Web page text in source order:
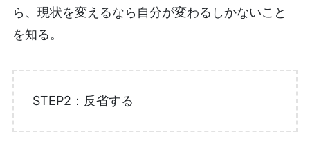
ら、現状を変えるなら自分が変わるしかないこと
を知る。
STEP2：反省する